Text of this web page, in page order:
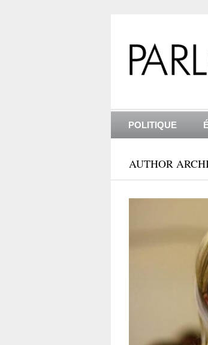
POLITIQUE
AUTHOR